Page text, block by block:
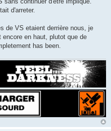
d'arreter.
de VS etaient derrière nous, je
en haut, plutot que de
has been.